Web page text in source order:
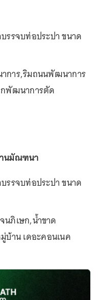
รรจบท่อประปา ขนาด
การ,ริมถนนพัฒนาการ
พัฒนาการตัด
นมัณฑนา
รรจบท่อประปา ขนาด
ภิเษก,น้ำขาด
าน เดอะคอนเนค